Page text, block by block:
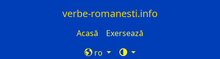
verbe-romanesti.info
Acasă
Exersează
ro